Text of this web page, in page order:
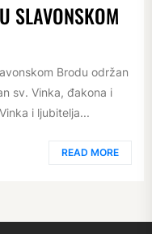
SLAVONSKOM
Brodu održan
sv. Vinka, đakona i
i ljubitelja...
READ MORE